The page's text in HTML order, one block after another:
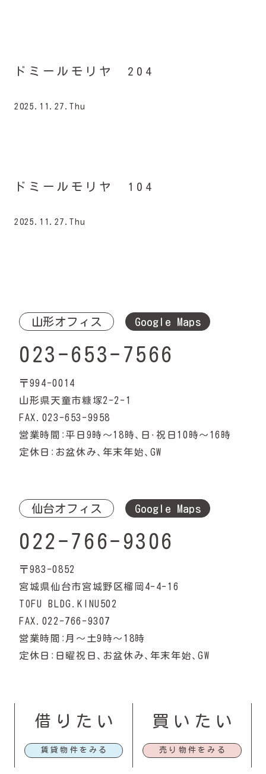
ドミールモリヤ 204
2025.11.27.Thu
ドミールモリヤ 104
2025.11.27.Thu
山形オフィス Google Maps
023-653-7566
〒994-0014
山形県天童市糠塚2-2-1
FAX.023-653-9958
営業時間：平日9時〜18時、日・祝日10時〜16時
定休日：お盆休み、年末年始、GW
仙台オフィス Google Maps
022-766-9306
〒983-0852
宮城県仙台市宮城野区榴岡4-4-16
TOFU BLDG.KINU502
FAX.022-766-9307
営業時間：月〜土9時〜18時
定休日：日曜祝日、お盆休み、年末年始、GW
借りたい
賃貸物件をみる
買いたい
売り物件をみる